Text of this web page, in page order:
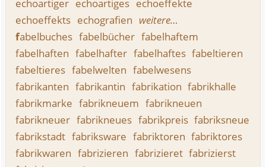
echoartiger echoartiges echoeffekte
echoeffekts echografien weitere…
fabelbuches fabelbücher fabelhaftem
fabelhaften fabelhafter fabelhaftes fabeltieren
fabeltieres fabelwelten fabelwesens
fabrikanten fabrikantin fabrikation fabrikhalle
fabrikmarke fabrikneuem fabrikneuen
fabrikneuer fabrikneues fabrikpreis fabriksneue
fabrikstadt fabriksware fabriktoren fabriktores
fabrikwaren fabrizieren fabrizieret fabrizierst